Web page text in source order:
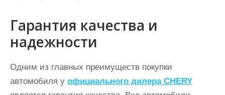
Гарантия качества и
надежности
Одним из главных преимуществ покупки
автомобиля у официального дилера CHERY